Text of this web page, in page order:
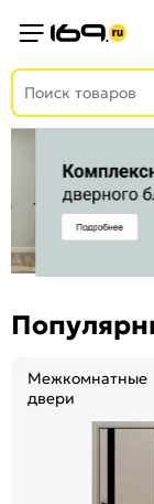
Межкомнатные
двери